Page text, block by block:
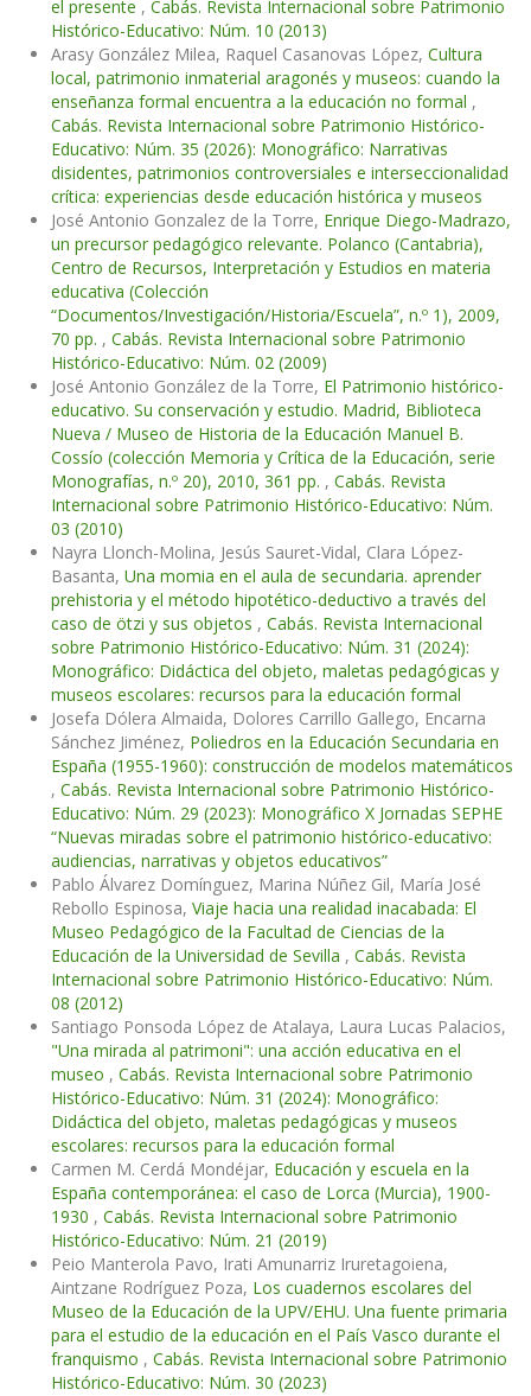
el presente , Cabás. Revista Internacional sobre Patrimonio
Histórico-Educativo: Núm. 10 (2013)
Arasy González Milea, Raquel Casanovas López, Cultura
local, patrimonio inmaterial aragonés y museos: cuando la
enseñanza formal encuentra a la educación no formal ,
Cabás. Revista Internacional sobre Patrimonio Histórico-
Educativo: Núm. 35 (2026): Monográfico: Narrativas
disidentes, patrimonios controversiales e interseccionalidad
crítica: experiencias desde educación histórica y museos
José Antonio Gonzalez de la Torre, Enrique Diego-Madrazo,
un precursor pedagógico relevante. Polanco (Cantabria),
Centro de Recursos, Interpretación y Estudios en materia
educativa (Colección
“Documentos/Investigación/Historia/Escuela”, n.º 1), 2009,
70 pp. , Cabás. Revista Internacional sobre Patrimonio
Histórico-Educativo: Núm. 02 (2009)
José Antonio González de la Torre, El Patrimonio histórico-
educativo. Su conservación y estudio. Madrid, Biblioteca
Nueva / Museo de Historia de la Educación Manuel B.
Cossío (colección Memoria y Crítica de la Educación, serie
Monografías, n.º 20), 2010, 361 pp. , Cabás. Revista
Internacional sobre Patrimonio Histórico-Educativo: Núm.
03 (2010)
Nayra Llonch-Molina, Jesús Sauret-Vidal, Clara López-
Basanta, Una momia en el aula de secundaria. aprender
prehistoria y el método hipotético-deductivo a través del
caso de ötzi y sus objetos , Cabás. Revista Internacional
sobre Patrimonio Histórico-Educativo: Núm. 31 (2024):
Monográfico: Didáctica del objeto, maletas pedagógicas y
museos escolares: recursos para la educación formal
Josefa Dólera Almaida, Dolores Carrillo Gallego, Encarna
Sánchez Jiménez, Poliedros en la Educación Secundaria en
España (1955-1960): construcción de modelos matemáticos
, Cabás. Revista Internacional sobre Patrimonio Histórico-
Educativo: Núm. 29 (2023): Monográfico X Jornadas SEPHE
“Nuevas miradas sobre el patrimonio histórico-educativo:
audiencias, narrativas y objetos educativos”
Pablo Álvarez Domínguez, Marina Núñez Gil, María José
Rebollo Espinosa, Viaje hacia una realidad inacabada: El
Museo Pedagógico de la Facultad de Ciencias de la
Educación de la Universidad de Sevilla , Cabás. Revista
Internacional sobre Patrimonio Histórico-Educativo: Núm.
08 (2012)
Santiago Ponsoda López de Atalaya, Laura Lucas Palacios,
"Una mirada al patrimoni": una acción educativa en el
museo , Cabás. Revista Internacional sobre Patrimonio
Histórico-Educativo: Núm. 31 (2024): Monográfico:
Didáctica del objeto, maletas pedagógicas y museos
escolares: recursos para la educación formal
Carmen M. Cerdá Mondéjar, Educación y escuela en la
España contemporánea: el caso de Lorca (Murcia), 1900-
1930 , Cabás. Revista Internacional sobre Patrimonio
Histórico-Educativo: Núm. 21 (2019)
Peio Manterola Pavo, Irati Amunarriz Iruretagoiena,
Aintzane Rodríguez Poza, Los cuadernos escolares del
Museo de la Educación de la UPV/EHU. Una fuente primaria
para el estudio de la educación en el País Vasco durante el
franquismo , Cabás. Revista Internacional sobre Patrimonio
Histórico-Educativo: Núm. 30 (2023)